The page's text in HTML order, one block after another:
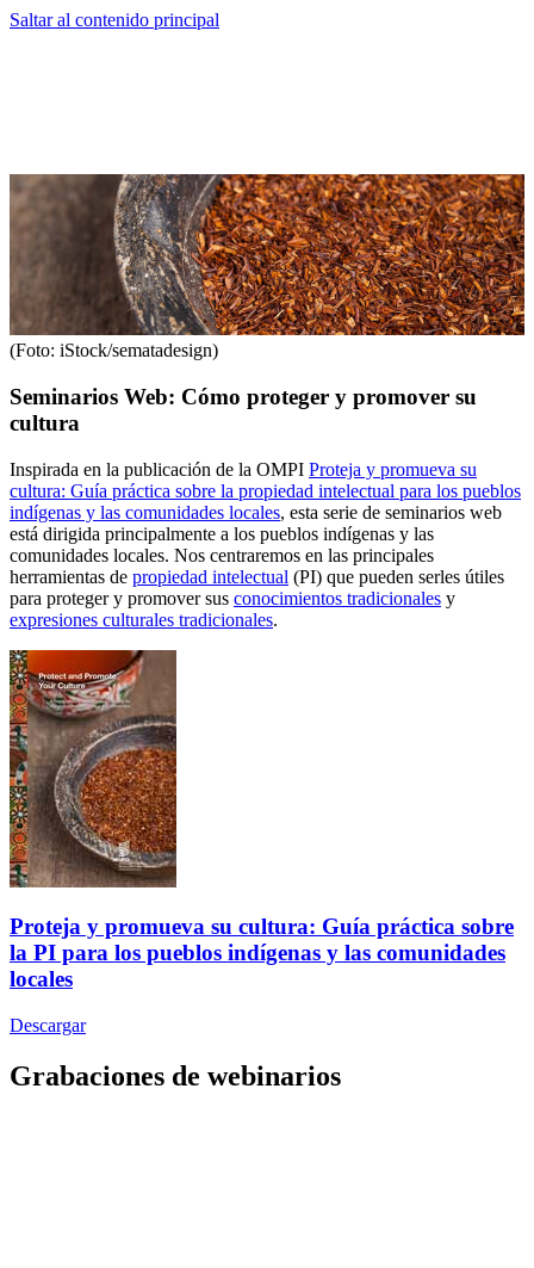
Saltar al contenido principal
(Foto: iStock/sematadesign)
Seminarios Web: Cómo proteger y promover su
cultura
Inspirada en la publicación de la OMPI Proteja y promueva su
cultura: Guía práctica sobre la propiedad intelectual para los pueblos
indígenas y las comunidades locales, esta serie de seminarios web
está dirigida principalmente a los pueblos indígenas y las
comunidades locales. Nos centraremos en las principales
herramientas de propiedad intelectual (PI) que pueden serles útiles
para proteger y promover sus conocimientos tradicionales y
expresiones culturales tradicionales.
Proteja y promueva su cultura: Guía práctica sobre
la PI para los pueblos indígenas y las comunidades
locales
Descargar
Grabaciones de webinarios